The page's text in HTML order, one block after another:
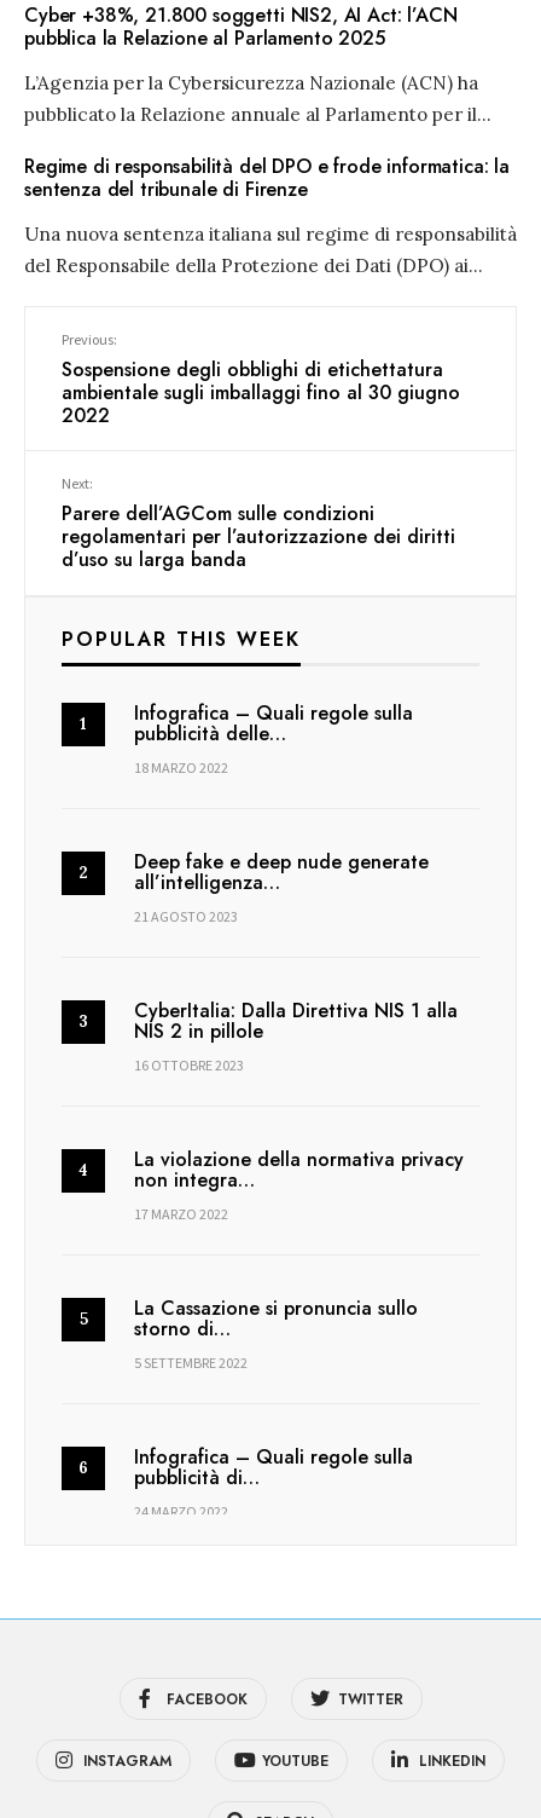
Cyber +38%, 21.800 soggetti NIS2, AI Act: l’ACN
pubblica la Relazione al Parlamento 2025
L’Agenzia per la Cybersicurezza Nazionale (ACN) ha
pubblicato la Relazione annuale al Parlamento per il...
Regime di responsabilità del DPO e frode informatica: la
sentenza del tribunale di Firenze
Una nuova sentenza italiana sul regime di responsabilità
del Responsabile della Protezione dei Dati (DPO) ai...
Previous:
Sospensione degli obblighi di etichettatura
ambientale sugli imballaggi fino al 30 giugno
2022
Next:
Parere dell’AGCom sulle condizioni
regolamentari per l’autorizzazione dei diritti
d’uso su larga banda
POPULAR THIS WEEK
Infografica – Quali regole sulla
pubblicità delle…
18 MARZO 2022
Deep fake e deep nude generate
all’intelligenza…
21 AGOSTO 2023
CyberItalia: Dalla Direttiva NIS 1 alla
NIS 2 in pillole
16 OTTOBRE 2023
La violazione della normativa privacy
non integra…
17 MARZO 2022
La Cassazione si pronuncia sullo
storno di…
5 SETTEMBRE 2022
Infografica – Quali regole sulla
pubblicità di…
24 MARZO 2022
FACEBOOK TWITTER
INSTAGRAM YOUTUBE LINKEDIN